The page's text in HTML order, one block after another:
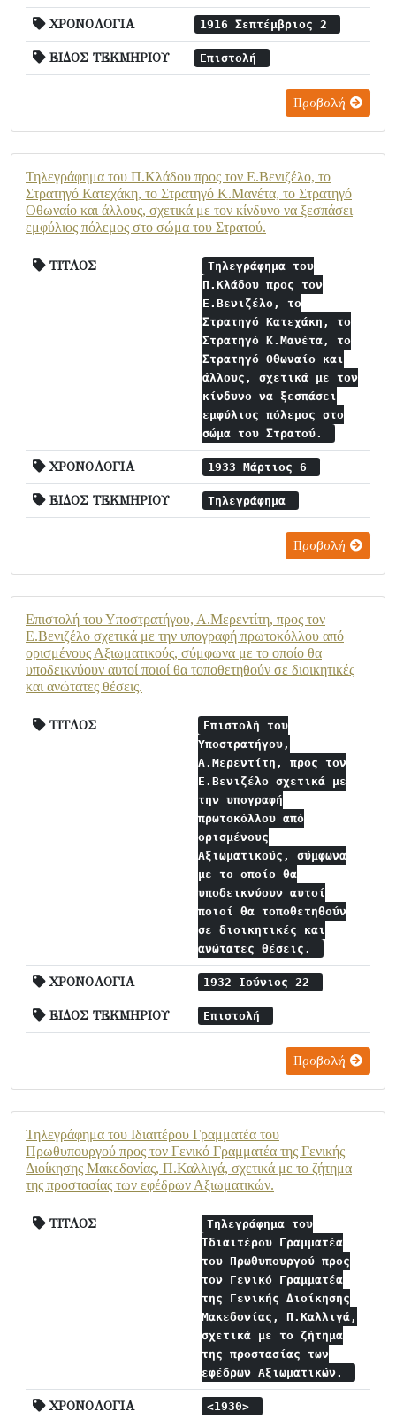
ΧΡΟΝΟΛΟΓΙΑ 1916 Σεπτέμβριος 2
ΕΙΔΟΣ ΤΕΚΜΗΡΙΟΥ Επιστολή
Προβολή
Τηλεγράφημα του Π.Κλάδου προς τον Ε.Βενιζέλο, το
Στρατηγό Κατεχάκη, το Στρατηγό Κ.Μανέτα, το Στρατηγό
Οθωναίο και άλλους, σχετικά με τον κίνδυνο να ξεσπάσει
εμφύλιος πόλεμος στο σώμα του Στρατού.
ΤΙΤΛΟΣ
Τηλεγράφημα του
Π.Κλάδου προς τον
Ε.Βενιζέλο, το
Στρατηγό Κατεχάκη, το
Στρατηγό Κ.Μανέτα, το
Στρατηγό Οθωναίο και
άλλους, σχετικά με τον
κίνδυνο να ξεσπάσει
εμφύλιος πόλεμος στο
σώμα του Στρατού.
ΧΡΟΝΟΛΟΓΙΑ 1933 Μάρτιος 6
ΕΙΔΟΣ ΤΕΚΜΗΡΙΟΥ Τηλεγράφημα
Προβολή
Επιστολή του Υποστρατήγου, Α.Μερεντίτη, προς τον
Ε.Βενιζέλο σχετικά με την υπογραφή πρωτοκόλλου από
ορισμένους Αξιωματικούς, σύμφωνα με το οποίο θα
υποδεικνύουν αυτοί ποιοί θα τοποθετηθούν σε διοικητικές
και ανώτατες θέσεις.
ΤΙΤΛΟΣ
Επιστολή του
Υποστρατήγου,
Α.Μερεντίτη, προς τον
Ε.Βενιζέλο σχετικά με
την υπογραφή
πρωτοκόλλου από
ορισμένους
Αξιωματικούς, σύμφωνα
με το οποίο θα
υποδεικνύουν αυτοί
ποιοί θα τοποθετηθούν
σε διοικητικές και
ανώτατες θέσεις.
ΧΡΟΝΟΛΟΓΙΑ 1932 Ιούνιος 22
ΕΙΔΟΣ ΤΕΚΜΗΡΙΟΥ Επιστολή
Προβολή
Τηλεγράφημα του Ιδιαιτέρου Γραμματέα του
Πρωθυπουργού προς τον Γενικό Γραμματέα της Γενικής
Διοίκησης Μακεδονίας, Π.Καλλιγά, σχετικά με το ζήτημα
της προστασίας των εφέδρων Αξιωματικών.
ΤΙΤΛΟΣ
Τηλεγράφημα του
Ιδιαιτέρου Γραμματέα
του Πρωθυπουργού προς
τον Γενικό Γραμματέα
της Γενικής Διοίκησης
Μακεδονίας, Π.Καλλιγά,
σχετικά με το ζήτημα
της προστασίας των
εφέδρων Αξιωματικών.
ΧΡΟΝΟΛΟΓΙΑ <1930>